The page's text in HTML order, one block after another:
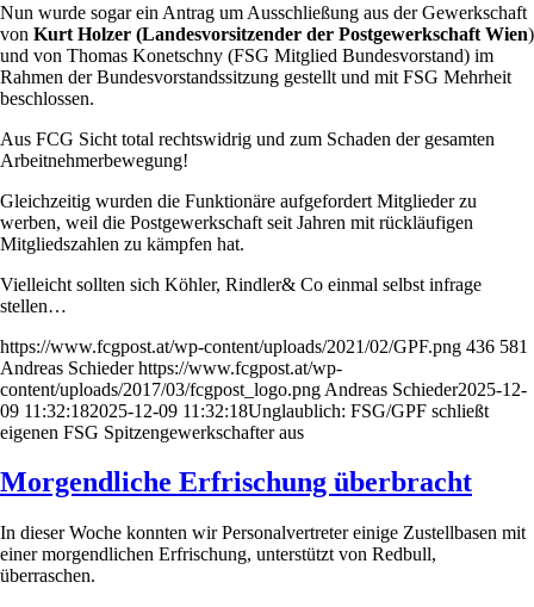
Nun wurde sogar ein Antrag um Ausschließung aus der Gewerkschaft
von Kurt Holzer (Landesvorsitzender der Postgewerkschaft Wien)
und von Thomas Konetschny (FSG Mitglied Bundesvorstand) im
Rahmen der Bundesvorstandssitzung gestellt und mit FSG Mehrheit
beschlossen.
Aus FCG Sicht total rechtswidrig und zum Schaden der gesamten
Arbeitnehmerbewegung!
Gleichzeitig wurden die Funktionäre aufgefordert Mitglieder zu
werben, weil die Postgewerkschaft seit Jahren mit rückläufigen
Mitgliedszahlen zu kämpfen hat.
Vielleicht sollten sich Köhler, Rindler& Co einmal selbst infrage
stellen…
https://www.fcgpost.at/wp-content/uploads/2021/02/GPF.png 436 581
Andreas Schieder https://www.fcgpost.at/wp-
content/uploads/2017/03/fcgpost_logo.png Andreas Schieder2025-12-
09 11:32:182025-12-09 11:32:18Unglaublich: FSG/GPF schließt
eigenen FSG Spitzengewerkschafter aus
Morgendliche Erfrischung überbracht
In dieser Woche konnten wir Personalvertreter einige Zustellbasen mit
einer morgendlichen Erfrischung, unterstützt von Redbull,
überraschen.